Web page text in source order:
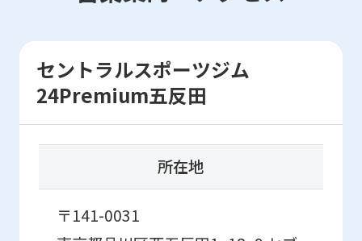
セントラルスポーツジム
24Premium五反田
所在地
〒141-0031
the
link
below
automatic
translation)
to